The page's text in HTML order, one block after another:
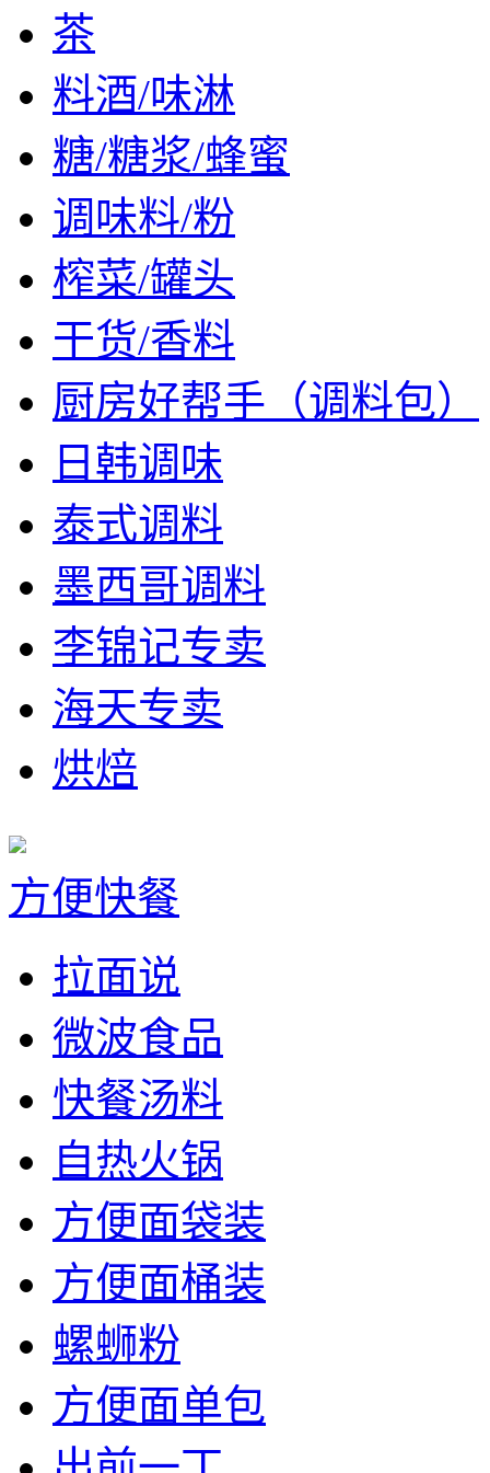
茶
料酒/味淋
糖/糖浆/蜂蜜
调味料/粉
榨菜/罐头
干货/香料
厨房好帮手（调料包）
日韩调味
泰式调料
墨西哥调料
李锦记专卖
海天专卖
烘焙
方便快餐
拉面说
微波食品
快餐汤料
自热火锅
方便面袋装
方便面桶装
螺蛳粉
方便面单包